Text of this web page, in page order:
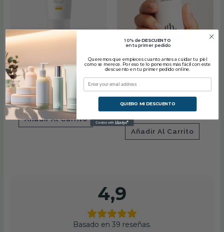
Babé Crema para pies
reparadora Urea 10%
100ml
8.60 IVA incluido
Añadir Al Carrito
Corporal
Gh Gema Herrerías x
Boticaria García Mano
de Santo Crema
reparadora 50 ml
€18.55 IVA incluido
Añadir Al Carrito
4,9
Basado en 39 reseñas.
10% deDESCUENTO
en tu primer pedido
Queremos que empieces cuanto antes a cuidar tu piel
como se merece. Por eso te lo ponemos más fácil con este
descuento en tu primer pedido online.
QUIERO MI DESCUENTO